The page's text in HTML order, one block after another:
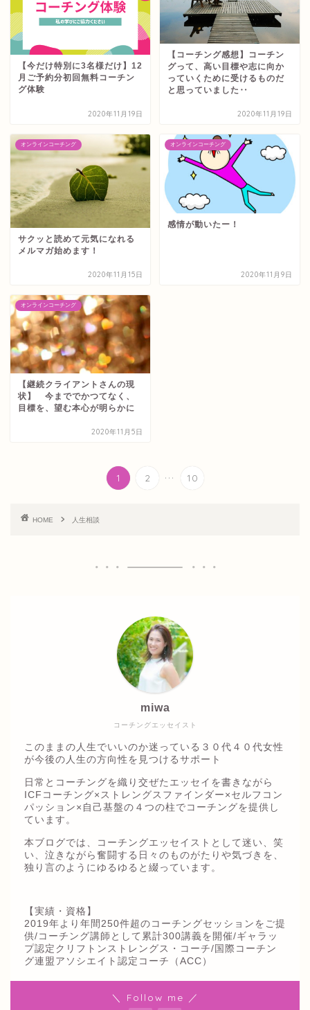
【今だけ特別に3名様だけ】12
月ご予約分初回無料コーチン
グ体験
2020年11月19日
【コーチング感想】コーチン
グって、高い目標や志に向か
っていくために受けるものだ
と思っていました‥
2020年11月19日
オンラインコーチング
サクッと読めて元気になれる
メルマガ始めます！
2020年11月15日
オンラインコーチング
感情が動いたー！
2020年11月9日
オンラインコーチング
【継続クライアントさんの現
状】 今まででかつてなく、
目標を、望む本心が明らかに
2020年11月5日
1 2 ... 10
HOME 人生相談
コーチングエッセイスト
miwa
このままの人生でいいのか迷っている３０代４０代女性
が今後の人生の方向性を見つけるサポート
日常とコーチングを織り交ぜたエッセイを書きながら
ICFコーチング×ストレングスファインダー×セルフコン
パッション×自己基盤の４つの柱でコーチングを提供し
ています。
本ブログでは、コーチングエッセイストとして迷い、笑
い、泣きながら奮闘する日々のものがたりや気づきを、
独り言のようにゆるゆると綴っています。
【実績・資格】
2019年より年間250件超のコーチングセッションをご提
供/コーチング講師として累計300講義を開催/ギャラッ
プ認定クリフトンストレングス・コーチ/国際コーチン
グ連盟アソシエイト認定コーチ（ACC）
＼ Follow me ／